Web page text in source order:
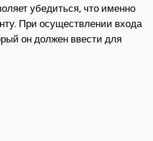
убедиться, что именно
При осуществлении входа
он должен ввести для